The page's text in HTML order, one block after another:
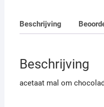
Beschrijving
Beschrijving
acetaat mal om